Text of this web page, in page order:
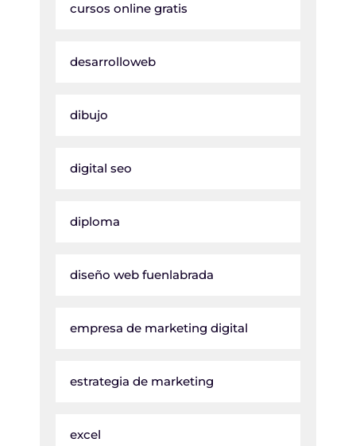
cursos online gratis
desarrolloweb
dibujo
digital seo
diploma
diseño web fuenlabrada
empresa de marketing digital
estrategia de marketing
excel